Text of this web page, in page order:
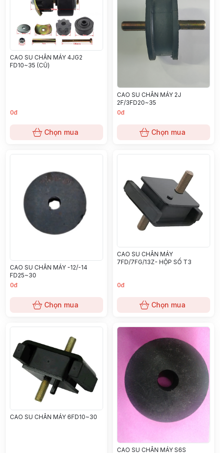
CAO SU CHÂN MÁY 4JG2
FD10~35 (CŨ)
0đ
Chọn mua
CAO SU CHÂN MÁY 2J
2F/3FD20~35
0đ
Chọn mua
CAO SU CHÂN MÁY -12/-14
FD25~30
0đ
Chọn mua
CAO SU CHÂN MÁY
7FD/7FG/13Z- HỘP SỐ T3
0đ
Chọn mua
CAO SU CHÂN MÁY 6FD10~30
CAO SU CHÂN MÁY S6S